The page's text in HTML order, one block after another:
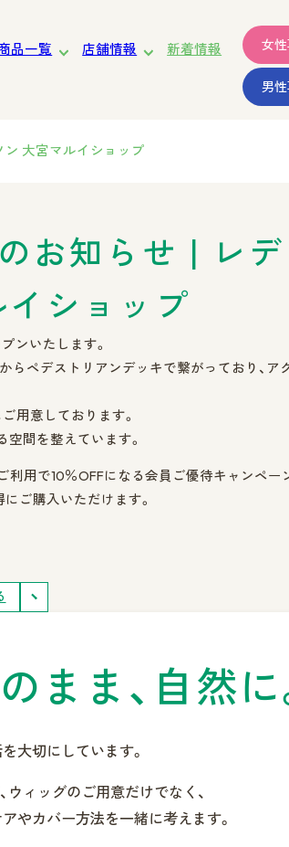
サービスの特長
お渡しまでの流れ
品一覧 店舗情報 新着情報 女性
男性
大宮マルイショップ
お知らせ | レデ
ショップ
ンいたします。
らペデストリアンデッキで繋がっており、ア
用意しております。
間を整えています。
利用で10％OFFになる会員ご優待キャンペー
ご購入いただけます。
まま、自然に
大切にしています。
ウィッグのご用意だけでなく、
アやカバー方法を一緒に考えます。